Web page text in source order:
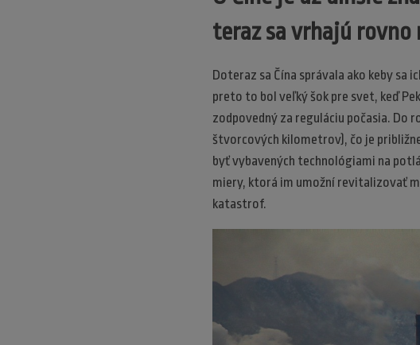
teraz sa vrhajú
Doteraz sa Čína správala ako keby sa
preto to bol veľký šok pre svet, keď
zodpovedný za reguláciu počasia. Do
štvorcových kilometrov), čo je
byť vybavených technológiami na
miery, ktorá im umožní revitalizovať
katastrof.